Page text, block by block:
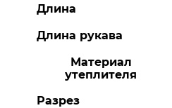
Длина
Длина рукава
Материал
утеплителя
Разрез